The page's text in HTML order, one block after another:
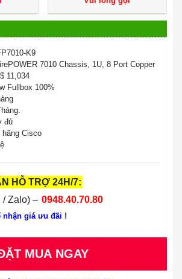
K9
7010 Chassis, 1U, 8 Port Copper
$ 11,034
Fullbox 100%
đủ
hãng Cisco
HỖ TRỢ 24H/7:
/ Zalo) – 0948.40.70.80
nhận giá ưu đãi !
MUA NGAY